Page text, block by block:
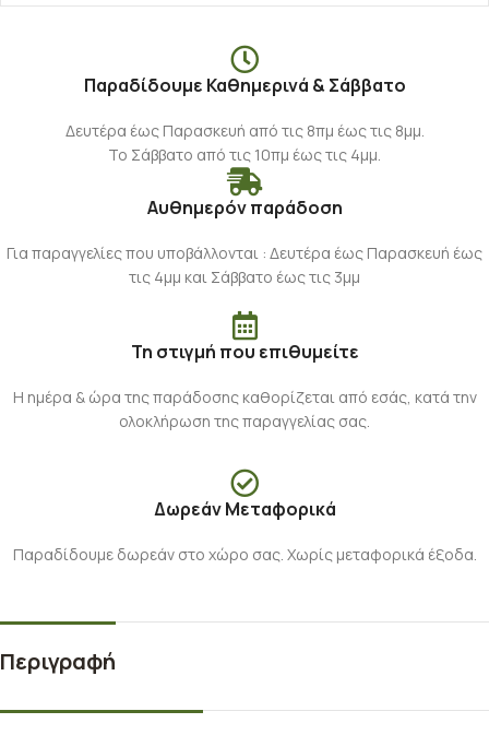
Παραδίδουμε Καθημερινά & Σάββατο
Δευτέρα έως Παρασκευή από τις 8πμ έως τις 8μμ.
Το Σάββατο από τις 10πμ έως τις 4μμ.
Αυθημερόν παράδοση
Για παραγγελίες που υποβάλλονται : Δευτέρα έως Παρασκευή έως
τις 4μμ και Σάββατο έως τις 3μμ
Τη στιγμή που επιθυμείτε
Η ημέρα & ώρα της παράδοσης καθορίζεται από εσάς, κατά την
ολοκλήρωση της παραγγελίας σας.
Δωρεάν Μεταφορικά
Παραδίδουμε δωρεάν στο χώρο σας. Χωρίς μεταφορικά έξοδα.
Περιγραφή